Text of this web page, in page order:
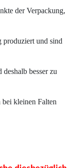
der Verpackung,
produziert und sind
besser zu
bei kleinen Falten